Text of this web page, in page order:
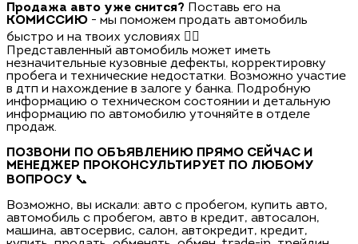
Продажа авто уже снится? Поставь его на
КОМИССИЮ - мы поможем продать автомобиль
быстро и на твоих условиях 🏃‍♂️
Представленный автомобиль может иметь
незначительные кузовные дефекты, корректировку
пробега и технические недостатки. Возможно участие
в дтп и нахождение в залоге у банка. Подробную
информацию о техническом состоянии и детальную
информацию по автомобилю уточняйте в отделе
продаж.
ПОЗВОНИ ПО ОБЪЯВЛЕНИЮ ПРЯМО СЕЙЧАС И
МЕНЕДЖЕР ПРОКОНСУЛЬТИРУЕТ ПО ЛЮБОМУ
ВОПРОСУ 📞
Возможно, вы искали: авто с пробегом, купить авто,
автомобиль с пробегом, авто в кредит, автосалон,
машина, автосервис, салон, автокредит, кредит,